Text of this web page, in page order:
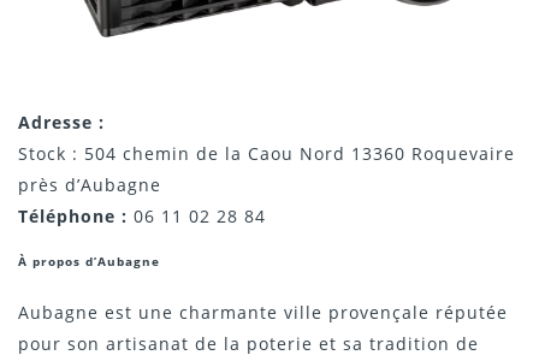
Adresse :
Stock : 504 chemin de la Caou Nord 13360 Roquevaire
près d’Aubagne
Téléphone : 06 11 02 28 84
À propos d’Aubagne
Aubagne est une charmante ville provençale réputée
pour son artisanat de la poterie et sa tradition de